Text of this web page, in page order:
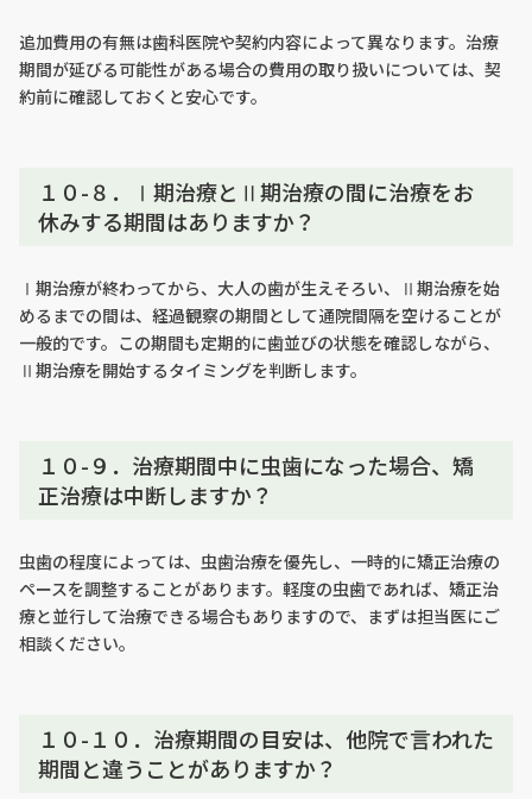
追加費用の有無は歯科医院や契約内容によって異なります。治療
期間が延びる可能性がある場合の費用の取り扱いについては、契
約前に確認しておくと安心です。
１０-８．Ⅰ期治療とⅡ期治療の間に治療をお
休みする期間はありますか？
Ⅰ期治療が終わってから、大人の歯が生えそろい、Ⅱ期治療を始
めるまでの間は、経過観察の期間として通院間隔を空けることが
一般的です。この期間も定期的に歯並びの状態を確認しながら、
Ⅱ期治療を開始するタイミングを判断します。
１０-９．治療期間中に虫歯になった場合、矯
正治療は中断しますか？
虫歯の程度によっては、虫歯治療を優先し、一時的に矯正治療の
ペースを調整することがあります。軽度の虫歯であれば、矯正治
療と並行して治療できる場合もありますので、まずは担当医にご
相談ください。
１０-１０．治療期間の目安は、他院で言われた
期間と違うことがありますか？